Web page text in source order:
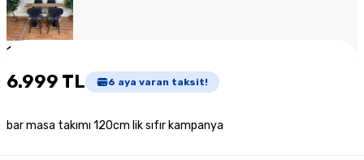
1
6.999 TL 6 aya varan taksit!
bar masa takımı 120cm lik sıfır kampanya